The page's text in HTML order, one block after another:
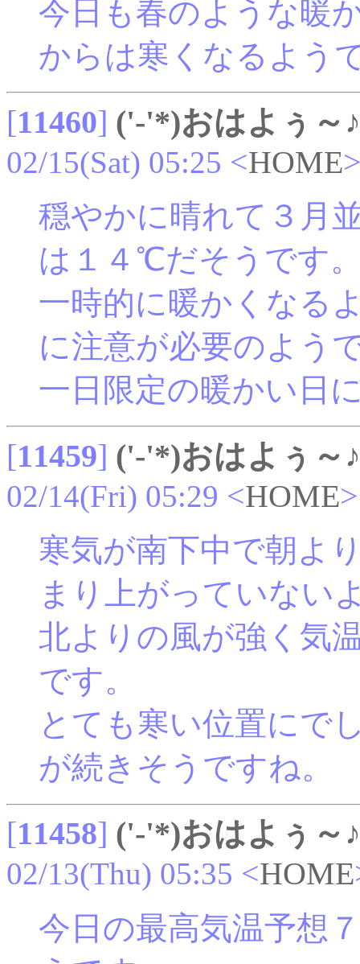
今日も春のような暖
からは寒くなるよう
[11460] ('-'*)おはよぅ～♪
02/15(Sat) 05:25 <HOME
穏やかに晴れて３月
は１４℃だそうです
一時的に暖かくなる
に注意が必要のよう
一日限定の暖かい日
[11459] ('-'*)おはよぅ～♪
02/14(Fri) 05:29 <HOME>
寒気が南下中で朝よ
まり上がっていない
北よりの風が強く気
です。
とても寒い位置にで
が続きそうですね。
[11458] ('-'*)おはよぅ～♪
02/13(Thu) 05:35 <HOME
今日の最高気温予想